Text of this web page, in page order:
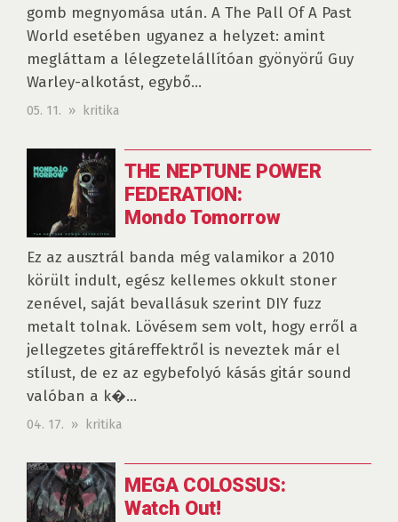
gomb megnyomása után. A The Pall Of A Past
World esetében ugyanez a helyzet: amint
megláttam a lélegzetelállítóan gyönyörű Guy
Warley-alkotást, egybő...
05. 11. » kritika
THE NEPTUNE POWER
FEDERATION:
Mondo Tomorrow
Ez az ausztrál banda még valamikor a 2010
körült indult, egész kellemes okkult stoner
zenével, saját bevallásuk szerint DIY fuzz
metalt tolnak. Lövésem sem volt, hogy erről a
jellegzetes gitáreffektről is neveztek már el
stílust, de ez az egybefolyó kásás gitár sound
valóban a k�...
04. 17. » kritika
MEGA COLOSSUS:
Watch Out!